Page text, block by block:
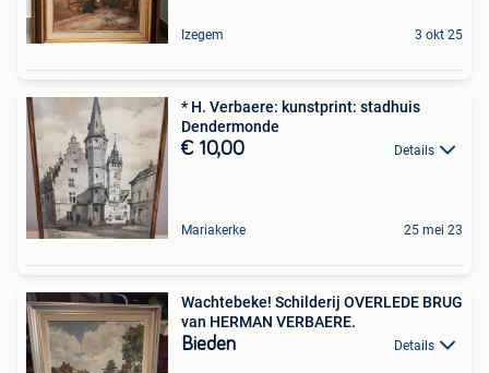
Izegem 3 okt 25
* H. Verbaere: kunstprint: stadhuis
Dendermonde
€ 10,00 Details
Mariakerke 25 mei 23
Wachtebeke! Schilderij OVERLEDE BRUG
van HERMAN VERBAERE.
Bieden Details